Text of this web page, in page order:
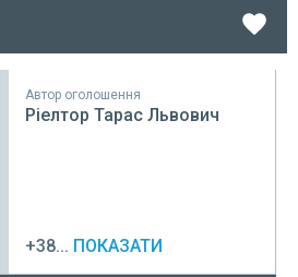
Автор оголошення
Ріелтор Тарас Львович
+38... ПОКАЗАТИ